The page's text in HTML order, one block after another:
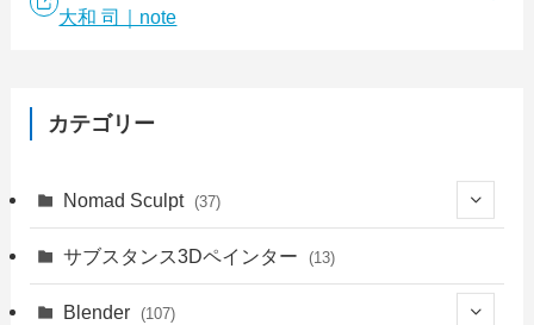
大和 司｜note
カテゴリー
Nomad Sculpt (37)
(9)
(6)
サブスタンス3Dペインター (13)
Blender (107)